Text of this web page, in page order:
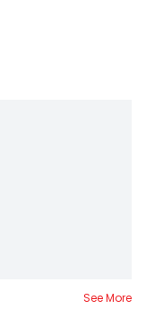
See More